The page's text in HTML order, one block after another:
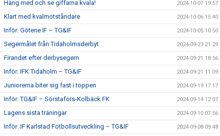
Häng med och se giffarna kvala! 2024-10-07 19:57
Klart med kvalmotståndare 2024-10-06 15:40
Inför: Götene IF – TG&IF 2024-10-05 10:50
Segermålet från Tidaholmsderbyt 2024-09-23 21:29
Firandet efter derbysegern 2024-09-21 18:56
Inför: IFK Tidaholm – TG&IF 2024-09-21 11:09
Juniorerna biter sig fast i toppen 2024-09-19 17:17
Inför: TG&IF – Sörstafors-Kolbäck FK 2024-09-14 12:07
Lagens sista träningar 2024-09-10 07:56
Inför: IF Karlstad Fotbollsutveckling – TG&IF 2024-09-08 09:48